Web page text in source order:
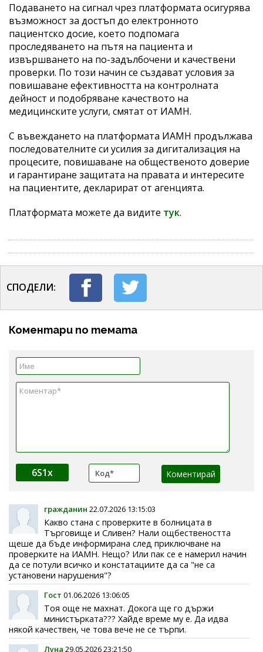
Подаването на сигнал чрез платформата осигурява
възможност за достъп до електронното
пациентско досие, което подпомага
проследяването на пътя на пациента и
извършването на по-задълбочени и качествени
проверки. По този начин се създават условия за
повишаване ефективността на контролната
дейност и подобряване качеството на
медицинските услуги, смятат от ИАМН.
С въвеждането на платформата ИАМН продължава
последователните си усилия за дигитализация на
процесите, повишаване на общественото доверие
и гарантиране защитата на правата и интересите
на пациентите, декларират от агенцията.
Платформата можете да видите тук.
СПОДЕЛИ:
Коментари по темата
6S1x
гражданин 22.07.2026 13:15:03
Какво стана с проверките в болницата в
Търговище и Сливен? Нали ощбествеността
щеше да бъде информирана след приключване на
проверките на ИАМН. Нещо? Или пак се е намерил начин
да се потули всичко и констатациите да са "не са
установени нарушения"?
Гост 01.06.2026 13:06:05
Тоя още не махнат. Докога ще го държи
министърката??? Хайде време му е. Да идва
някой качествен, че това вече не се търпи.
Луна 29.05.2026 23:21:50